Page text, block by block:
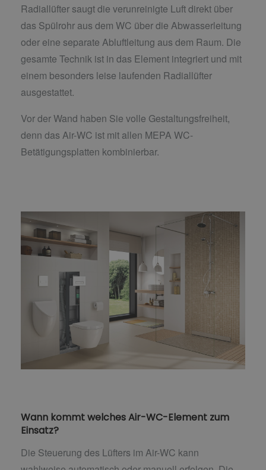
Radiallüfter saugt die verunreinigte Luft direkt über
das Spülrohr aus dem WC über die Abwasserleitung
oder eine separate Abluftleitung aus dem Raum. Die
gesamte Technik ist in das Element integriert und mit
einem besonders leise laufenden Radiallüfter
ausgestattet.
Vor der Wand haben Sie volle Gestaltungsfreiheit,
denn das Air-WC ist mit allen MEPA WC-
Betätigungsplatten kombinierbar.
Wann kommt welches Air-WC-Element zum
Einsatz?
Die Steuerung des Lüfters im Air-WC kann